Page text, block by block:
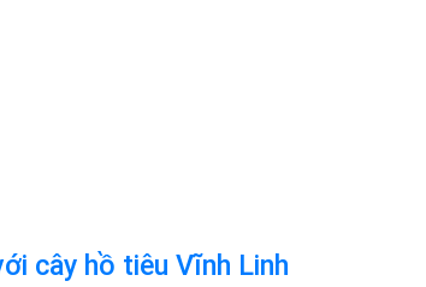
cây hồ tiêu Vĩnh Linh